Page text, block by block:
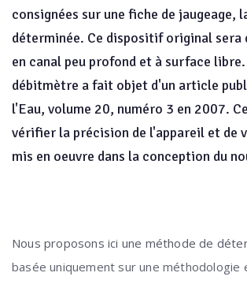
consignées sur une fiche de
déterminée. Ce dispositif original
en canal peu profond et à surface
débitmètre a fait objet d'un article
l'Eau, volume 20, numéro 3 en 2007.
vérifier la précision de l'appareil et de
mis en oeuvre dans la conception du
Nous proposons ici une méthode de
basée uniquement sur une